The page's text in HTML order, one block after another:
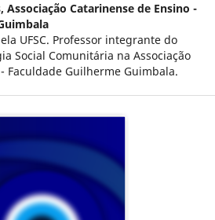
Associação Catarinense de Ensino -
UFSC. Professor integrante do
Social Comunitária na Associação
Faculdade Guilherme Guimbala.